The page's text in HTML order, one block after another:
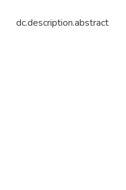
dc.description.abstract